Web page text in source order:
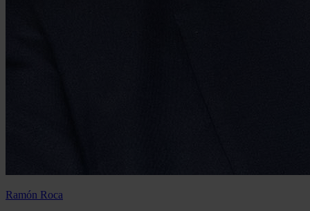
Ramón Roca